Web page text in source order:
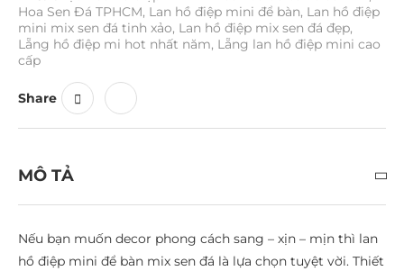
Hoa Sen Đá TPHCM, Lan hồ điệp mini để bàn, Lan hồ điệp
mini mix sen đá tinh xảo, Lan hồ điệp mix sen đá đẹp,
Lẵng hồ điệp mi hot nhất năm, Lẵng lan hồ điệp mini cao
cấp
Share
MÔ TẢ
Nếu bạn muốn decor phong cách sang – xịn – mịn thì lan
hồ điệp mini để bàn mix sen đá là lựa chọn tuyệt vời. Thiết